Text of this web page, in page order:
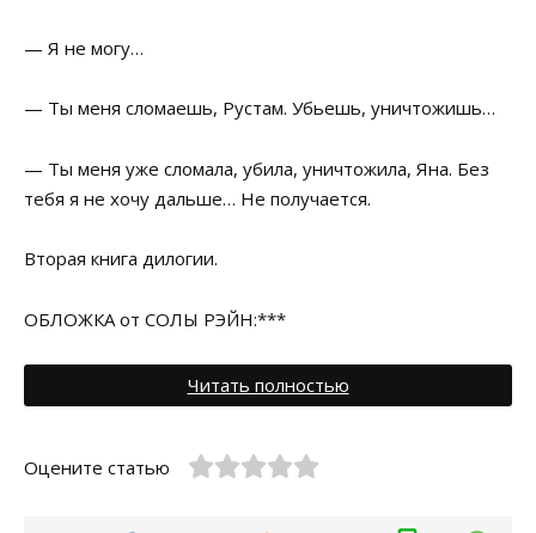
— Я не могу…
— Ты меня сломаешь, Рустам. Убьешь, уничтожишь…
— Ты меня уже сломала, убила, уничтожила, Яна. Без
тебя я не хочу дальше… Не получается.
Вторая книга дилогии.
ОБЛОЖКА от СОЛЫ РЭЙН:***
Читать полностью
Оцените статью